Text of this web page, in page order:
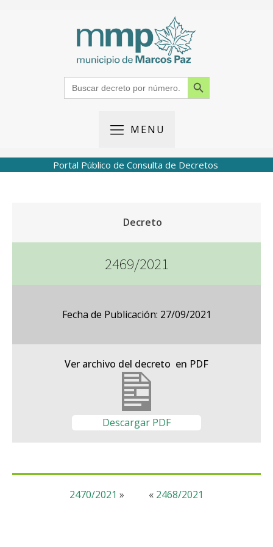
Search
for:
Search Button
MENU
Portal Público de Consulta de Decretos
Decreto
2469/2021
Fecha de Publicación: 27/09/2021
Ver archivo del decreto en PDF
Descargar PDF
« 2468/2021
2470/2021 »